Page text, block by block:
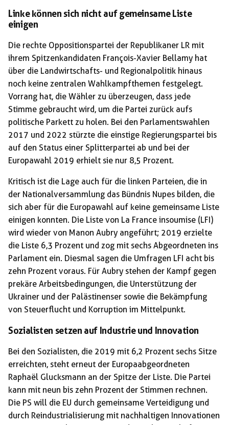
Linke können sich nicht auf gemeinsame Liste
einigen
Die rechte Oppositionspartei der Republikaner LR mit
ihrem Spitzenkandidaten François-Xavier Bellamy hat
über die Landwirtschafts- und Regionalpolitik hinaus
noch keine zentralen Wahlkampfthemen festgelegt.
Vorrang hat, die Wähler zu überzeugen, dass jede
Stimme gebraucht wird, um die Partei zurück aufs
politische Parkett zu holen. Bei den Parlamentswahlen
2017 und 2022 stürzte die einstige Regierungspartei bis
auf den Status einer Splitterpartei ab und bei der
Europawahl 2019 erhielt sie nur 8,5 Prozent.
Kritisch ist die Lage auch für die linken Parteien, die in
der Nationalversammlung das Bündnis Nupes bilden, die
sich aber für die Europawahl auf keine gemeinsame Liste
einigen konnten. Die Liste von La France insoumise (LFI)
wird wieder von Manon Aubry angeführt; 2019 erzielte
die Liste 6,3 Prozent und zog mit sechs Abgeordneten ins
Parlament ein. Diesmal sagen die Umfragen LFI acht bis
zehn Prozent voraus. Für Aubry stehen der Kampf gegen
prekäre Arbeitsbedingungen, die Unterstützung der
Ukrainer und der Palästinenser sowie die Bekämpfung
von Steuerflucht und Korruption im Mittelpunkt.
Sozialisten setzen auf Industrie und Innovation
Bei den Sozialisten, die 2019 mit 6,2 Prozent sechs Sitze
erreichten, steht erneut der Europaabgeordneten
Raphaël Glucksmann an der Spitze der Liste. Die Partei
kann mit neun bis zehn Prozent der Stimmen rechnen.
Die PS will die EU durch gemeinsame Verteidigung und
durch Reindustrialisierung mit nachhaltigen Innovationen